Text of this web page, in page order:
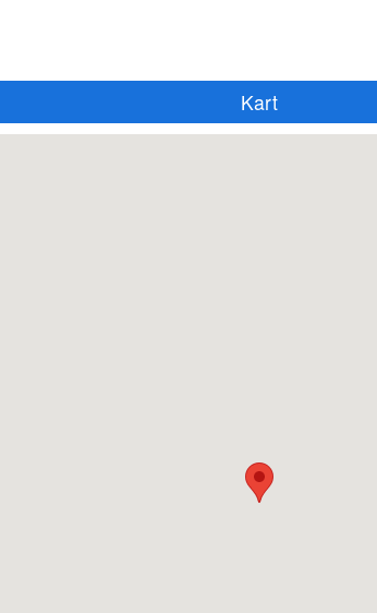
Kart